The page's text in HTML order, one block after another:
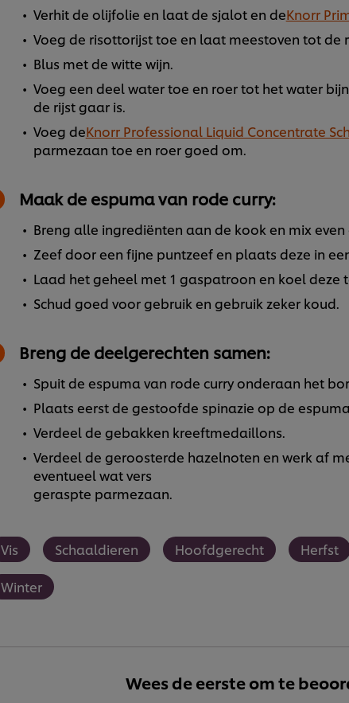
Verhit de olijfolie en laat de sjalot en deKnorr
Voeg de risottorijst toe en laat meestoven tot de
Blus met de witte wijn.
Voeg een deel water toe en roer tot het water
de rijst gaar is.
Voeg deKnorr Professional Liquid Concentrate
parmezaan toe en roer goed om.
Maak de espuma van rode curry:
Breng alle ingrediënten aan de kook en mix even
Zeef door een fijne puntzeef en plaats deze in
Laad het geheel met 1 gaspatroon en koel deze
Schud goed voor gebruik en gebruik zeker koud.
Breng de deelgerechten samen:
Spuit de espuma van rode curry onderaan het
Plaats eerst de gestoofde spinazie op de
Verdeel de gebakken kreeftmedaillons.
Verdeel de geroosterde hazelnoten en werk af
eventueel wat vers
geraspte parmezaan.
Vis Schaaldieren Hoofdgerecht Herfst
Winter
Wees de eerste om te